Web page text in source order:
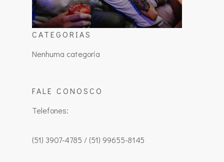
CATEGORIAS
Nenhuma categoria
FALE CONOSCO
Telefones:
(51) 3907-4785 / (51) 99655-8145